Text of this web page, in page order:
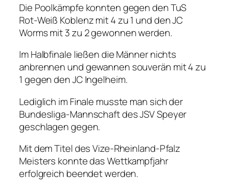
Die Poolkämpfe konnten gegen den TuS
Rot-Weiß Koblenz mit 4 zu 1 und den JC
Worms mit 3 zu 2 gewonnen werden.
Im Halbfinale ließen die Männer nichts
anbrennen und gewannen souverän mit 4 zu
1 gegen den JC Ingelheim.
Lediglich im Finale musste man sich der
Bundesliga-Mannschaft des JSV Speyer
geschlagen gegen.
Mit dem Titel des Vize-Rheinland-Pfalz
Meisters konnte das Wettkampfjahr
erfolgreich beendet werden.